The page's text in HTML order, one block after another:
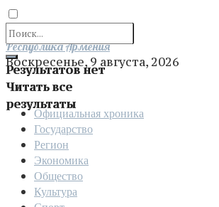
Результатов нет
Читать все
результаты
Отправить
Республика Армения
Воскресенье, 9 августа, 2026
Официальная хроника
Государство
Регион
Экономика
Общество
Культура